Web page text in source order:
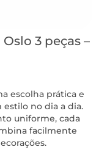
3 peças –
escolha prática e
no dia a dia.
uniforme, cada
facilmente